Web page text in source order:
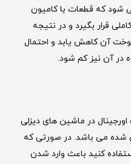
شود که قطعات با کامیون
قرار بگیرد و در نتیجه
آن کاهش یابد و احتمال
در آن نیز کم شود.
در ماشین های دیزلی
می باشد. در صورتی که
کنید باعث وارد شدن